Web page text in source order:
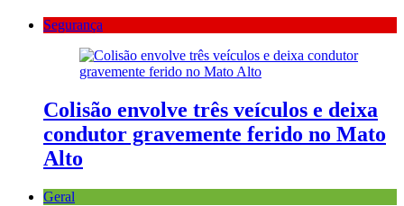
Segurança
Colisão envolve três veículos e deixa
condutor gravemente ferido no Mato
Alto
Geral